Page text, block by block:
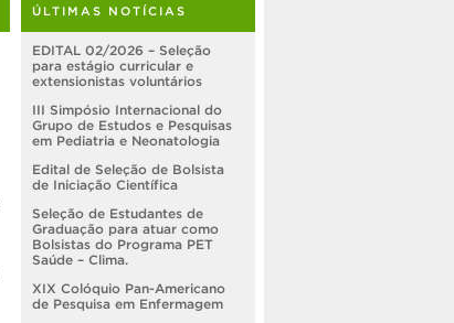
ÚLTIMAS NOTÍCIAS
EDITAL 02/2026 – Seleção
para estágio curricular e
extensionistas voluntários
III Simpósio Internacional do
Grupo de Estudos e Pesquisas
em Pediatria e Neonatologia
Edital de Seleção de Bolsista
de Iniciação Científica
Seleção de Estudantes de
Graduação para atuar como
Bolsistas do Programa PET
Saúde – Clima.
XIX Colóquio Pan-Americano
de Pesquisa em Enfermagem